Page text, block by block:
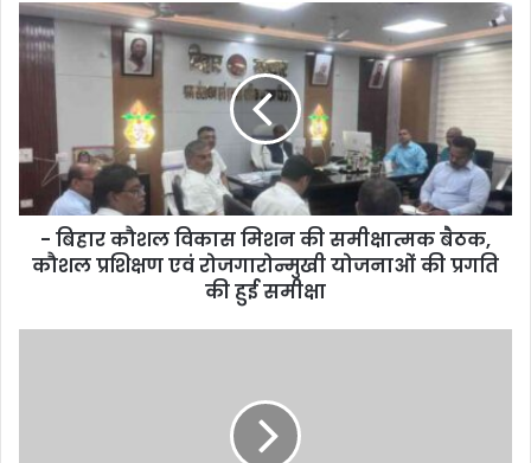
- बिहार कौशल विकास मिशन की समीक्षात्मक बैठक,
कौशल प्रशिक्षण एवं रोजगारोन्मुखी योजनाओं की प्रगति
की हुई समीक्षा